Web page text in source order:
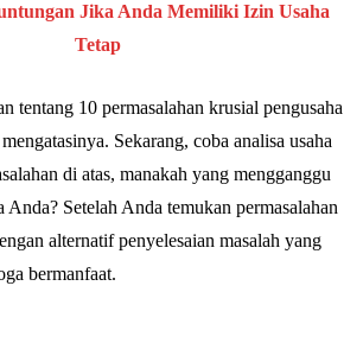
Jika Anda Memiliki Izin Usaha
Tetap
tentang 10 permasalahan krusial pengusaha
Sekarang, coba analisa usaha
di atas, manakah yang mengganggu
Anda? Setelah Anda temukan permasalahan
alternatif penyelesaian masalah yang
bermanfaat.